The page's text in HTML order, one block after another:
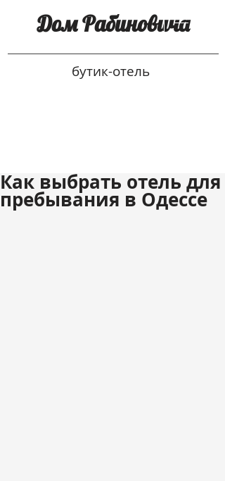
Дом Рабиновича
бутик-отель
Как выбрать отель для
пребывания в Одессе